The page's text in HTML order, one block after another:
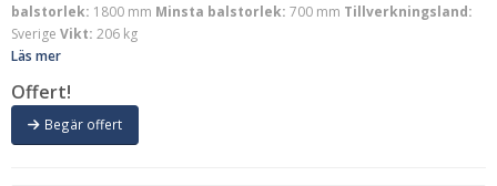
balstorlek: 1800 mm Minsta balstorlek: 700 mm Tillverkningsland:
Sverige Vikt: 206 kg
Läs mer
Offert!
Begär offert